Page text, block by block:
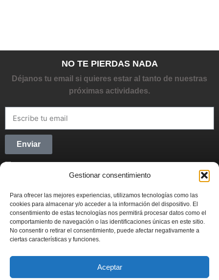
Gestionar consentimiento
Para ofrecer las mejores experiencias, utilizamos tecnologías como las
cookies para almacenar y/o acceder a la información del dispositivo. El
consentimiento de estas tecnologías nos permitirá procesar datos como el
comportamiento de navegación o las identificaciones únicas en este sitio.
No consentir o retirar el consentimiento, puede afectar negativamente a
ciertas características y funciones.
Aceptar
NO TE PIERDAS NADA
Déjanos tu email si quieres estar al tanto de nuestras
próximas actividades.
Enviar
Síguenos en Redes Sociales y forma parte del
movimiento emprendedor.